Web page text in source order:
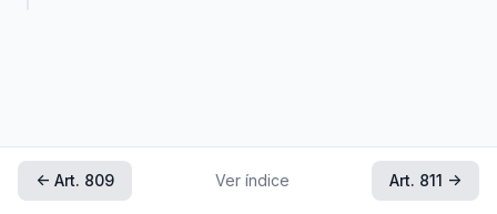
← Art. 809 Ver índice Art. 811 →